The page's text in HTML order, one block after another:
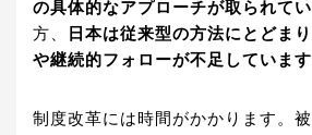
の具体的なアプローチが取られて
方、
日本は従来型の方法にとどま
や継続的フォローが不足しています
制度改革には時間がかかります。